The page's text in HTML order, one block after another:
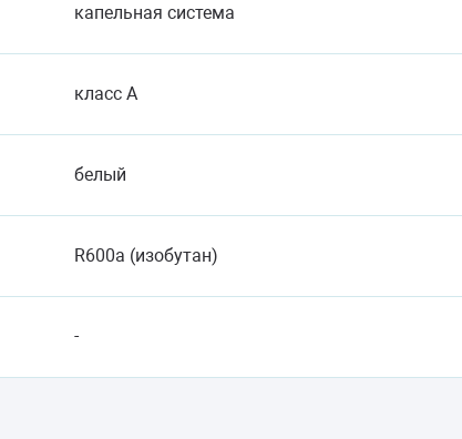
капельная система
класс A
белый
R600a (изобутан)
-